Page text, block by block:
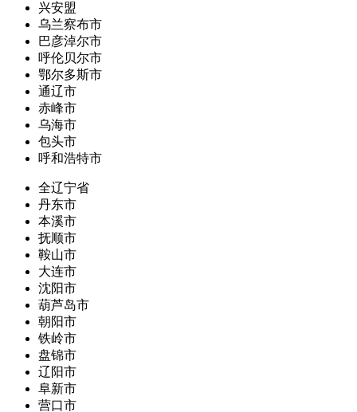
兴安盟
乌兰察布市
巴彦淖尔市
呼伦贝尔市
鄂尔多斯市
通辽市
赤峰市
乌海市
包头市
呼和浩特市
全辽宁省
丹东市
本溪市
抚顺市
鞍山市
大连市
沈阳市
葫芦岛市
朝阳市
铁岭市
盘锦市
辽阳市
阜新市
营口市